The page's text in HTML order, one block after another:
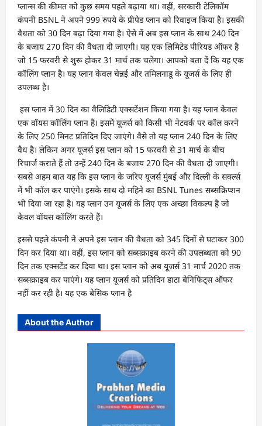
प्लान्स की कीमत को कुछ समय पहले बढ़ाया था। वहीं, सरकारी टेलिकॉम
कंपनी BSNL ने अपने 999 रुपये के प्रीपेड प्लान को रिवाइज किया है। इसकी
वैधता को 30 दिन बढ़ा दिया गया है। ऐसे में अब इस प्लान के साथ 240 दिन
के बजाय 270 दिन की वैधता दी जाएगी। यह एक लिमिटेड पीरियड ऑफर है
जो 15 फरवरी से शुरू होकर 31 मार्च तक चलेगा। आपको बता दें कि यह एक
कॉलिंग प्लान है। यह प्लान केवल चेन्नई और तमिलनाडू के यूजर्स के लिए ही
उपलब्ध है।
इस प्लान में 30 दिन का वैलिडिटी एक्सटेंशन किया गया है। यह प्लान केवल
एक वॉयस कॉलिंग प्लान है। इसमें यूजर्स को किसी भी नेटवर्क पर कॉल करने
के लिए 250 मिनट प्रतिदिन दिए जाएंगे। वैसे तो यह प्लान 240 दिन के लिए
वैध है। लेकिन अगर यूजर्स इस प्लान को 15 फरवरी से 31 मार्च के बीच
रिचार्ज कराते हैं तो उन्हें 240 दिन के बजाय 270 दिन की वैधता दी जाएगी।
सबसे अहम बात यह कि इस प्लान के जरिए यूजर्स मुंबई और दिल्ली के सर्क्ल्स
में भी कॉल कर पाएंगे। इसके साथ दो महिने का BSNL Tunes सब्सक्रिप्शन
भी दिया जा रहा है। यह प्लान उन यूजर्स के लिए एक अच्छा विकल्प है जो
केवल वॉयस कॉलिंग करते हैं।
इससे पहले कंपनी ने अपने इस प्लान की वैधता को 345 दिनों से घटाकर 300
दिन कर दिया था। वहीं, इस प्लान को सब्सक्राइब करने की उपलब्धता को 90
दिन तक एक्सटेंड कर दिया था। इस प्लान को अब यूजर्स 31 मार्च 2020 तक
सब्सक्राइब कर पाएंगे। यह प्लान यूजर्स को प्रतिदिन डाटा बेनिफिट्स ऑफर
नहीं कर रही है। यह एक बेसिक प्लान है
About the Author